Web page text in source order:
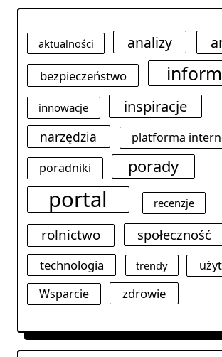
aktualności analizy
bezpieczeństwo
innowacje inspiracje
narzędzia
platforma
poradniki
porady
portal recenzje
rolnictwo społeczność
technologia trendy
Wsparcie
zdrowie